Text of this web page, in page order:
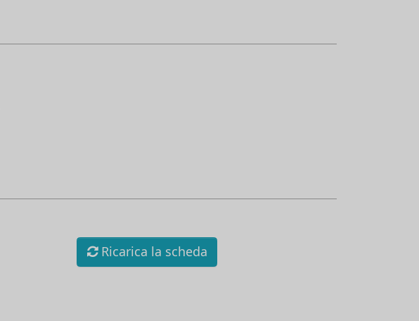
Ricarica la scheda